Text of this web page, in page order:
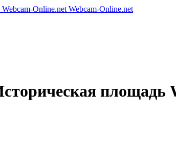
Webcam-Online.net